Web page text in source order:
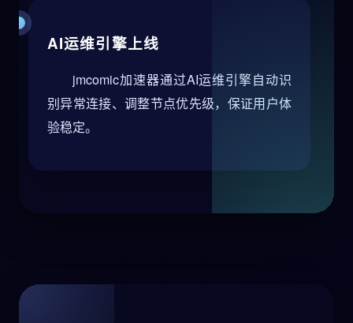
AI运维引擎上线
jmcomic加速器通过AI运维引擎自动识
别异常连接、调整节点优先级，保证用户体
验稳定。